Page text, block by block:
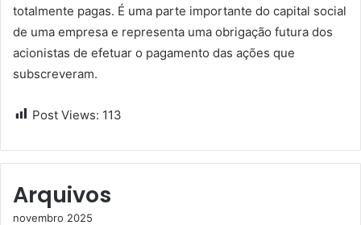
totalmente pagas. É uma parte importante do capital social
de uma empresa e representa uma obrigação futura dos
acionistas de efetuar o pagamento das ações que
subscreveram.
Post Views: 113
Arquivos
novembro 2025